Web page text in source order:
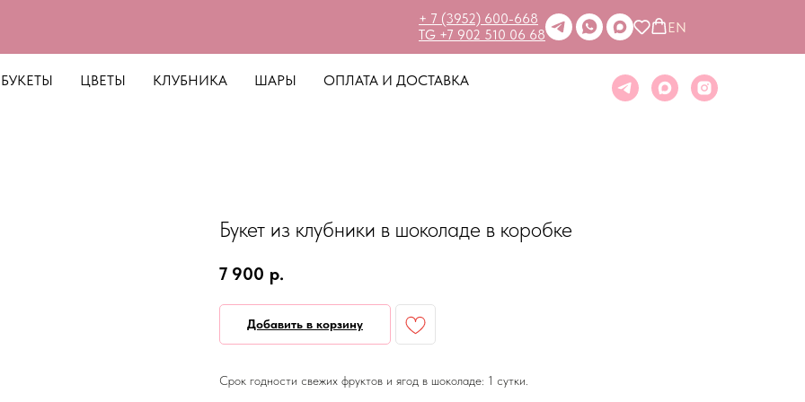
+ 7 (3952) 600-668
TG +7 902 510 06 68
EN
БУКЕТЫ ЦВЕТЫ КЛУБНИКА ШАРЫ ОПЛАТА И ДОСТАВКА
Букет из клубники в шоколаде в коробке
7 900 р.
Добавить в корзину
Срок годности свежих фруктов и ягод в шоколаде: 1 сутки.